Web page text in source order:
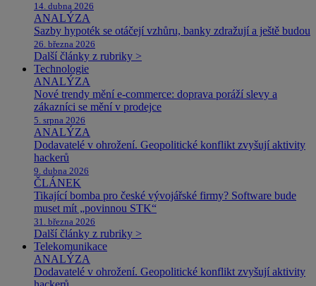
14. dubna 2026
ANALÝZA
Sazby hypoték se otáčejí vzhůru, banky zdražují a ještě budou
26. března 2026
Další články z rubriky >
Technologie
ANALÝZA
Nové trendy mění e-commerce: doprava poráží slevy a
zákazníci se mění v prodejce
5. srpna 2026
ANALÝZA
Dodavatelé v ohrožení. Geopolitické konflikt zvyšují aktivity
hackerů
9. dubna 2026
ČLÁNEK
Tikající bomba pro české vývojářské firmy? Software bude
muset mít „povinnou STK“
31. března 2026
Další články z rubriky >
Telekomunikace
ANALÝZA
Dodavatelé v ohrožení. Geopolitické konflikt zvyšují aktivity